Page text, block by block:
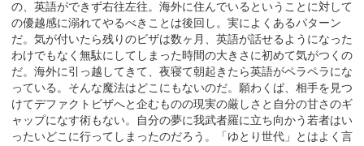
の、英語ができず右往左往。海外に住んでいるということに対して
の優越感に溺れてやるべきことは後回し。実によくあるパターン
だ。気が付いたら残りのビザは数ヶ月、英語が話せるようになった
わけでもなく無駄にしてしまった時間の大きさに初めて気がつくの
だ。海外に引っ越してきて、夜寝て朝起きたら英語がペラペラにな
っている。そんな魔法はどこにもないのだ。願わくば、相手を見つ
けてデファクトビザへと企むものの現実の厳しさと自分の甘さのギ
ャップになす術もない。自分の夢に我武者羅に立ち向かう若者はい
ったいどこに行ってしまったのだろう。「ゆとり世代」とはよく言